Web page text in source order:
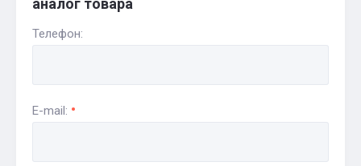
аналог товара
Телефон:
E-mail: